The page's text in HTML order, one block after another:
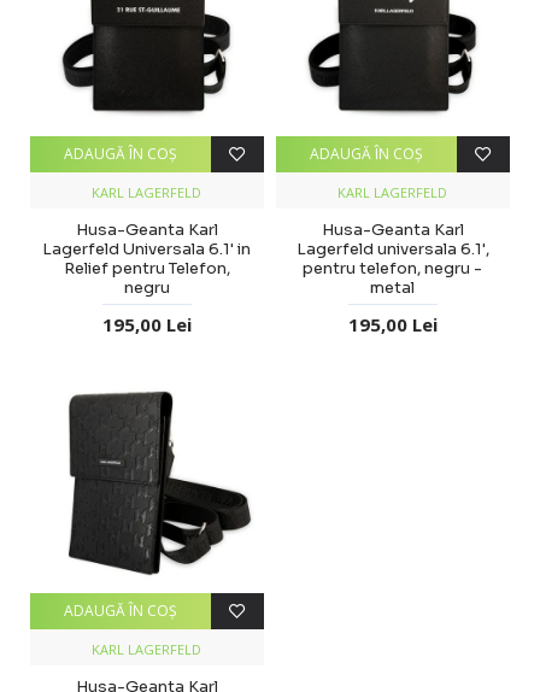
KARL LAGERFELD
Husa-Geanta Karl
Lagerfeld Universala 6.1' in
Relief pentru Telefon,
negru
195,00 Lei
ADAUGĂ ÎN COŞ
KARL LAGERFELD
Husa-Geanta Karl
Lagerfeld universala 6.1',
pentru telefon, negru -
metal
195,00 Lei
ADAUGĂ ÎN COŞ
KARL LAGERFELD
Husa-Geanta Karl
ADAUGĂ ÎN COŞ